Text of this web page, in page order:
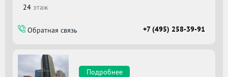
24 этаж
Обратная связь +7 (495) 258-39-91
Подробнее